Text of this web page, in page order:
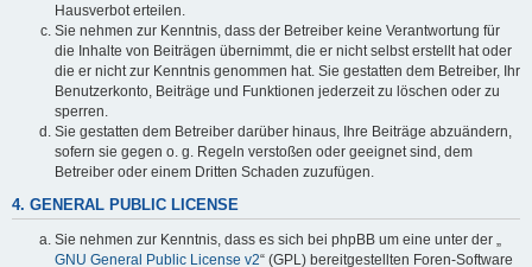
Hausverbot erteilen.
Sie nehmen zur Kenntnis, dass der Betreiber keine Verantwortung für
die Inhalte von Beiträgen übernimmt, die er nicht selbst erstellt hat oder
die er nicht zur Kenntnis genommen hat. Sie gestatten dem Betreiber, Ihr
Benutzerkonto, Beiträge und Funktionen jederzeit zu löschen oder zu
sperren.
Sie gestatten dem Betreiber darüber hinaus, Ihre Beiträge abzuändern,
sofern sie gegen o. g. Regeln verstoßen oder geeignet sind, dem
Betreiber oder einem Dritten Schaden zuzufügen.
4. GENERAL PUBLIC LICENSE
Sie nehmen zur Kenntnis, dass es sich bei phpBB um eine unter der „
GNU General Public License v2“ (GPL) bereitgestellten Foren-Software